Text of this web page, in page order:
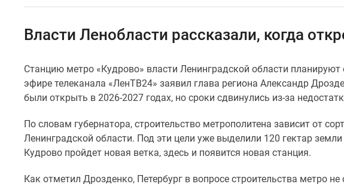
авторы
Машино-
Специальные
Апартаменты
Новостройки
Власти Ленобласти рассказали, когда
Станцию метро «Кудрово» власти Ленинградской области
эфире телеканала «ЛенТВ24» заявил глава региона Александр
были открыть в 2026-2027 годах, но сроки сдвинулись из-за
По словам губернатора, строительство метрополитена зависит от
Ленинградской области. Под эти цели уже выделили 120 гектар земли
Кудрово пройдет новая ветка, здесь и появится новая станция.
Как отметил Дрозденко, Петербург в вопросе строительства метро